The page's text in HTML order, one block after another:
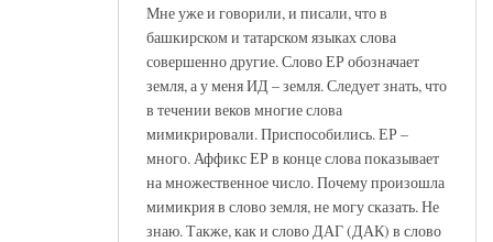
Мне уже и говорили, и писали, что в
башкирском и татарском языках слова
совершенно другие. Слово ЕР обозначает
земля, а у меня ИД – земля. Следует знать, что
в течении веков многие слова
мимикрировали. Приспособились. ЕР –
много. Аффикс ЕР в конце слова показывает
на множественное число. Почему произошла
мимикрия в слово земля, не могу сказать. Не
знаю. Также, как и слово ДАГ (ДАК) в слово